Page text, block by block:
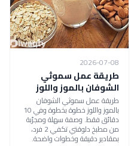
2026-07-08
طريقة عمل سموثي
الشوفان بالموز واللوز
طريقة عمل سموثي الشوفان
بالموز واللوز خطوة بخطوة وفي 10
دقائق فقط. وصفة سهلة ومجرّبة
من مطبخ دلوقتي تكفي 2 فرد،
بمقادير دقيقة وخطوات واضحة.